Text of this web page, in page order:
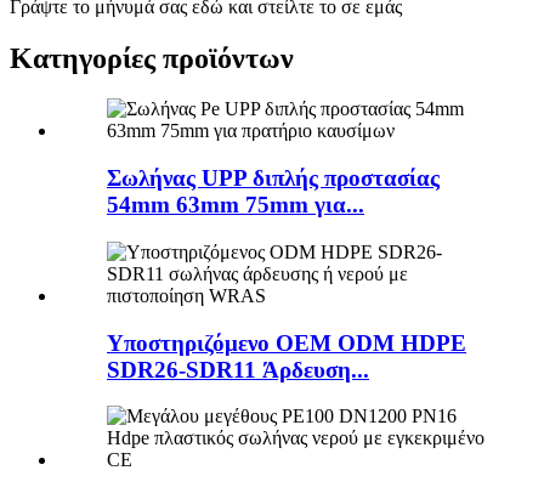
Γράψτε το μήνυμά σας εδώ και στείλτε το σε εμάς
Κατηγορίες προϊόντων
Σωλήνας UPP διπλής προστασίας
54mm 63mm 75mm για...
Υποστηριζόμενο OEM ODM HDPE
SDR26-SDR11 Άρδευση...